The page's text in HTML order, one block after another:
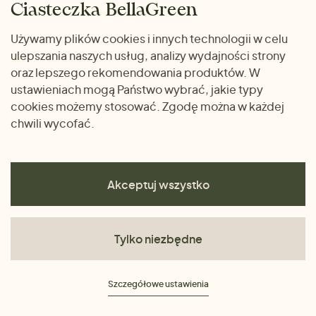
Prezenty
Dlaczego warto kupować
u nas
METODY PŁATNOŚCI
Polityka prywatności
Ciasteczka
Ciasteczka BellaGreen
Używamy plików cookies i innych technologii w celu
ulepszania naszych usług, analizy wydajności strony
oraz lepszego rekomendowania produktów. W
ustawieniach mogą Państwo wybrać, jakie typy
cookies możemy stosować. Zgodę można w każdej
chwili wycofać.
Akceptuj wszystko
Tylko niezbędne
Szczegółowe ustawienia